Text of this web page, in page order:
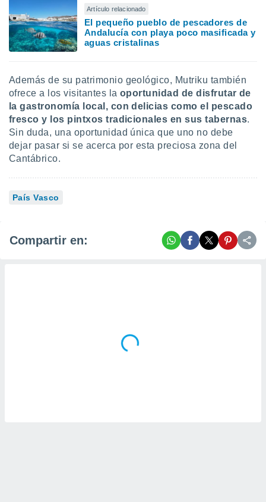
Artículo relacionado
El pequeño pueblo de pescadores de
Andalucía con playa poco masificada y
aguas cristalinas
Además de su patrimonio geológico, Mutriku también
ofrece a los visitantes la oportunidad de disfrutar de
la gastronomía local, con delicias como el pescado
fresco y los pintxos tradicionales en sus tabernas.
Sin duda, una oportunidad única que uno no debe
dejar pasar si se acerca por esta preciosa zona del
Cantábrico.
País Vasco
Compartir en: